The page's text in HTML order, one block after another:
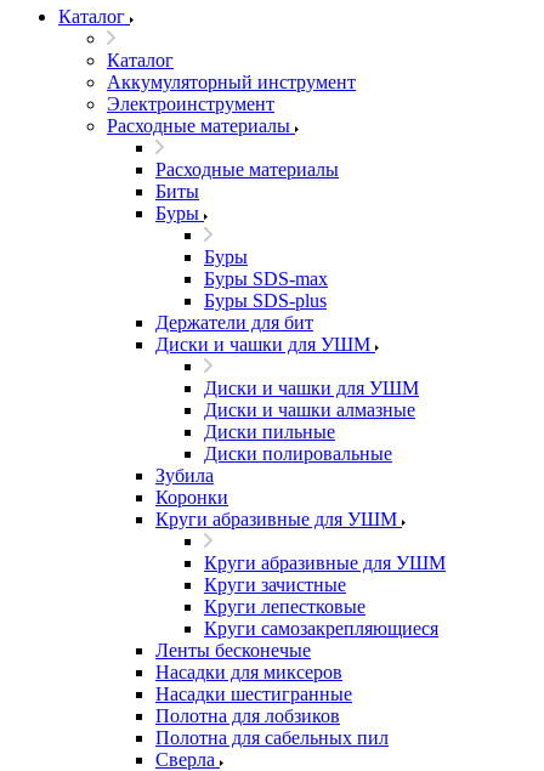
Каталог
Каталог
Аккумуляторный инструмент
Электроинструмент
Расходные материалы
Расходные материалы
Биты
Буры
Буры
Буры SDS-max
Буры SDS-plus
Держатели для бит
Диски и чашки для УШМ
Диски и чашки для УШМ
Диски и чашки алмазные
Диски пильные
Диски полировальные
Зубила
Коронки
Круги абразивные для УШМ
Круги абразивные для УШМ
Круги зачистные
Круги лепестковые
Круги самозакрепляющиеся
Ленты бесконечые
Насадки для миксеров
Насадки шестигранные
Полотна для лобзиков
Полотна для сабельных пил
Сверла